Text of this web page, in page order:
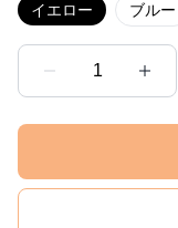
イエロー ブルー
1